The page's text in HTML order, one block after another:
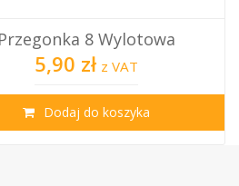
Pozioma Wielkopo...
22,50 zł z VAT
Dodaj do koszyka